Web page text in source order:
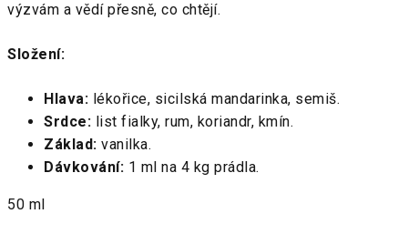
výzvám a vědí přesně, co chtějí.
Složení:
Hlava: lékořice, sicilská mandarinka, semiš.
Srdce: list fialky, rum, koriandr, kmín.
Základ: vanilka.
Dávkování: 1 ml na 4 kg prádla.
50 ml